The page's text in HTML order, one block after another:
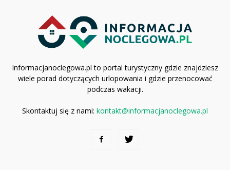
Informacjanoclegowa.pl to portal turystyczny gdzie znajdziesz
wiele porad dotyczących urlopowania i gdzie przenocować
podczas wakacji.
Skontaktuj się z nami: kontakt@informacjanoclegowa.pl